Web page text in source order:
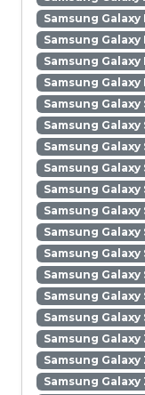
Samsung Galaxy
Samsung Galaxy
Samsung
Samsung
Samsung Galaxy
Samsung Galaxy
Samsung Galaxy
Samsung Galaxy
Samsung Galaxy
Samsung Galaxy
Samsung Galaxy
Samsung Galaxy
Samsung Galaxy
Samsung Galaxy
Samsung Galaxy
Samsung Galaxy
Samsung Galaxy
Samsung Galaxy